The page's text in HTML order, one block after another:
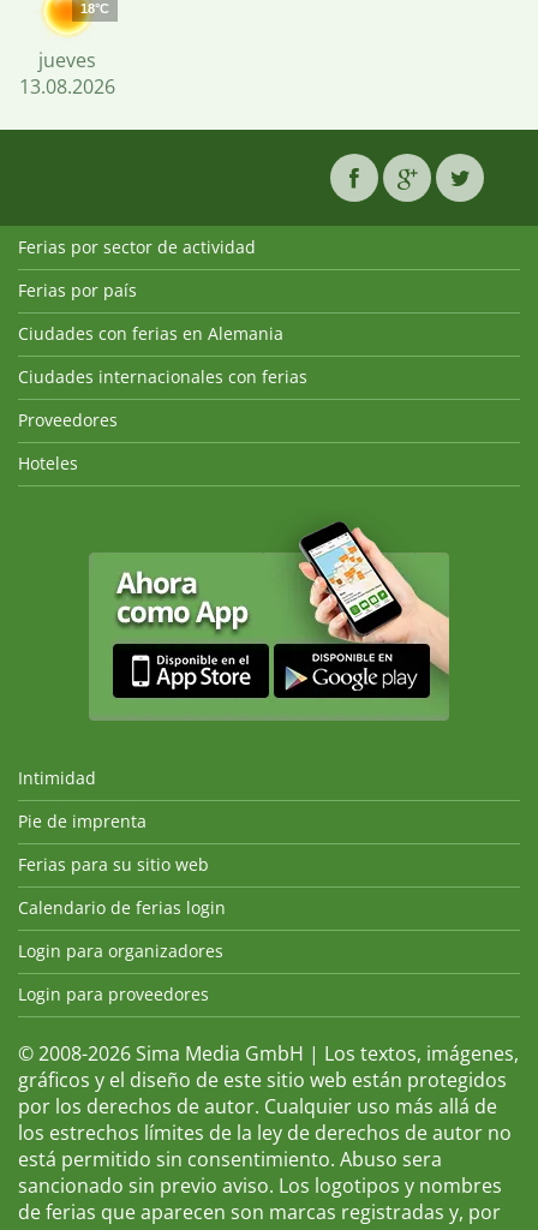
18°C
jueves
13.08.2026
Ferias por sector de actividad
Ferias por país
Ciudades con ferias en Alemania
Ciudades internacionales con ferias
Proveedores
Hoteles
Intimidad
Pie de imprenta
Ferias para su sitio web
Calendario de ferias login
Login para organizadores
Login para proveedores
© 2008-2026 Sima Media GmbH | Los textos, imágenes,
gráficos y el diseño de este sitio web están protegidos
por los derechos de autor. Cualquier uso más allá de
los estrechos límites de la ley de derechos de autor no
está permitido sin consentimiento. Abuso sera
sancionado sin previo aviso. Los logotipos y nombres
de ferias que aparecen son marcas registradas y, por